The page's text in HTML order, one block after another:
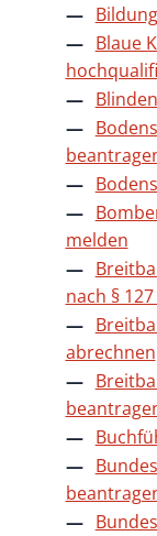
Blaue
melden
nach § 127
abrechnen